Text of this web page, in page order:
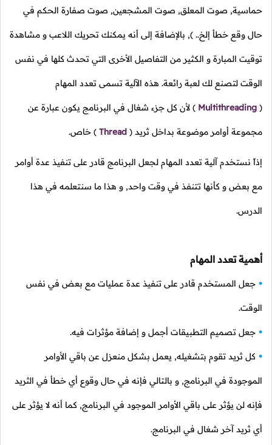
حماسية, صوت المعلق, صوت المشجعين, صوت صفارة الحكم في
حال وقع خطأ إلخ.. ), بالإضافة إلى أنه يمكنك تحريك اللاعب و مشاهدة
توقيت المبارة و الكثير من التفاصيل الأخرى التي تحدث كلها في نفس
الوقت لتصنع لك لعبة رائعة. هذه الآلية تسمى تعدد المهام
(
Multithreading
) لأن كل جزء شغال في البرنامج يكون عبارة عن
مجموعة أوامر موضوعة بداخل ثريد (
Thread
) خاص.
إذاً نستخدم آلية تعدد المهام لجعل البرنامج قادر على تنفيذ عدة أوامر
مع بعض و كأنها تتنفذ في وقت واحد, و هذا ما سنتعلمه في هذا
الدرس.
أهمية تعدد المهام
جعل المستخدم قادر على تنفيذ عدة عمليات مع بعض في نفس
الوقت.
جعل تصميم التطبيقات أجمل و إضافة مؤثرات فيه.
كل ثريد تقوم بتشغيله, يعمل بشكل منعزل عن باقي الأوامر
الموجودة في البرنامج, و بالتالي فإنه في حال وقوع أي خطأ في الثريد
فإنه لن يؤثر على باقي الأوامر الموجود في البرنامج, كما أنه لا يؤثر على
أي ثريد آخر شغال في البرنامج.